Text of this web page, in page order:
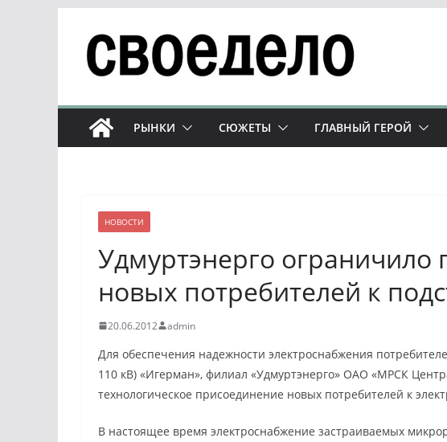
содержимому
РЫНКИ СЮЖЕТЫ ГЛАВНЫЙ ГЕРОЙ
НОВОСТИ
Удмуртэнерго ограничило
новых потребителей к
20.06.2012 admin
Для обеспечения надежности электроснабжения
110 кВ) «Игерман», филиал «Удмуртэнерго» ОАО «МРСК
технологическое присоединение новых потребителей к
В настоящее время электроснабжение застраиваемых